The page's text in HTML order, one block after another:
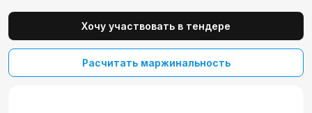
Хочу участвовать в тендере
Расчитать маржинальность